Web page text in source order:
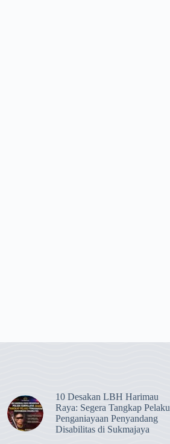
​10 Desakan LBH Harimau
Raya: Segera Tangkap Pelaku
Penganiayaan Penyandang
Disabilitas di Sukmajaya